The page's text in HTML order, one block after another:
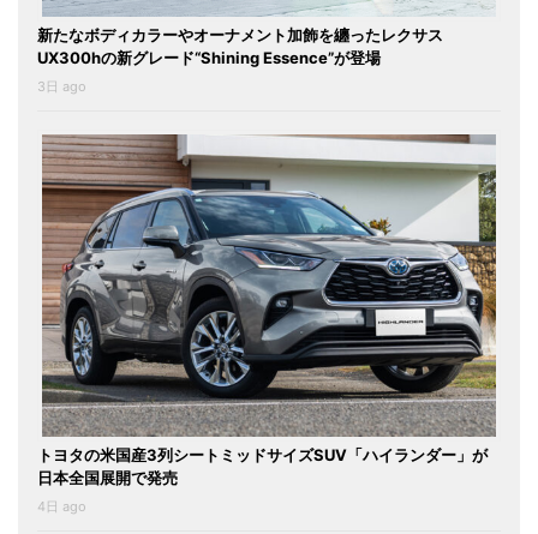
新たなボディカラーやオーナメント加飾を纏ったレクサス
UX300hの新グレード“Shining Essence”が登場
3日 ago
トヨタの米国産3列シートミッドサイズSUV「ハイランダー」が
日本全国展開で発売
4日 ago